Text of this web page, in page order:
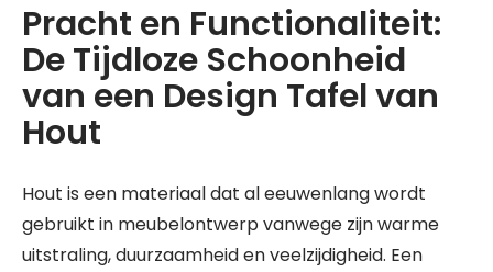
Pracht en Functionaliteit:
De Tijdloze Schoonheid
van een Design Tafel van
Hout
Hout is een materiaal dat al eeuwenlang wordt
gebruikt in meubelontwerp vanwege zijn warme
uitstraling, duurzaamheid en veelzijdigheid. Een